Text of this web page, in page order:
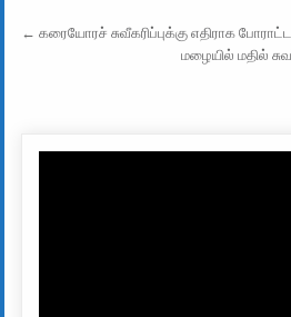
Post navigation
← கரையோரச் சுவீகரிப்புக்கு எதிராக
மழையில் மதில்